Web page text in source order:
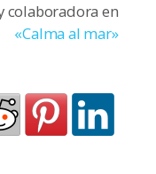
colaboradora en
«Calma al mar»